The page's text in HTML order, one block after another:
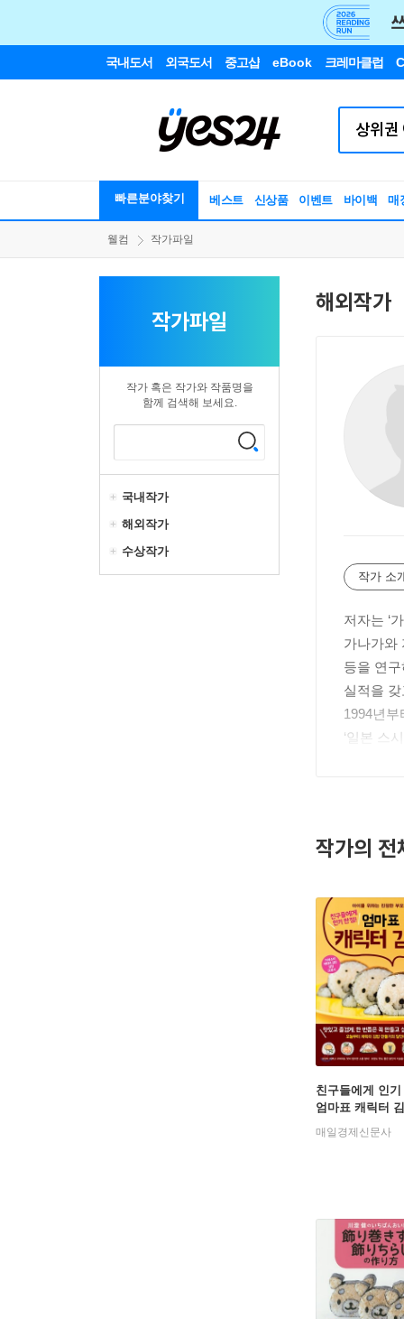
국내도서 외국도서 중고샵 eBook 크레마클럽
빠른분야찾기 베스트 신상품 이벤트 바이백 매
웰컴 작가파일
작가파일
작가 혹은 작가와 작품명을
함께 검색해 보세요.
국내작가
해외작가
수상작가
해외작가
작가 소
저자는 ‘
가나가와
등을 연
실적을
1994년부
‘일본 스
작가의 전
친구들에게 인
엄마표 캐릭터
매일경제신문사